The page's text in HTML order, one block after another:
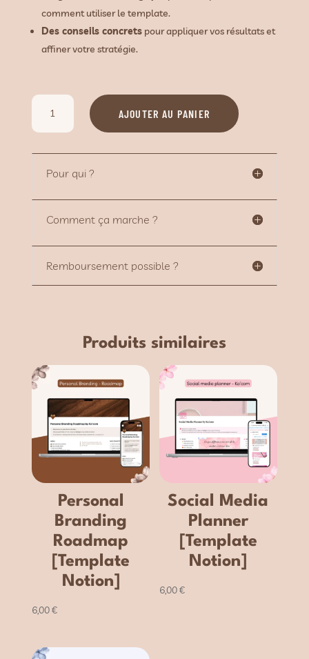
comment utiliser le template.
Des conseils concrets pour appliquer vos résultats et
affiner votre stratégie.
quantité
Étude
de
[template
Notion]
AJOUTER AU PANIER
Pour qui ?
Comment ça marche ?
Remboursement possible ?
Produits similaires
Personal
Branding
Roadmap
[Template
Notion]
6,00€
Social Media
Planner
[Template
Notion]
6,00€